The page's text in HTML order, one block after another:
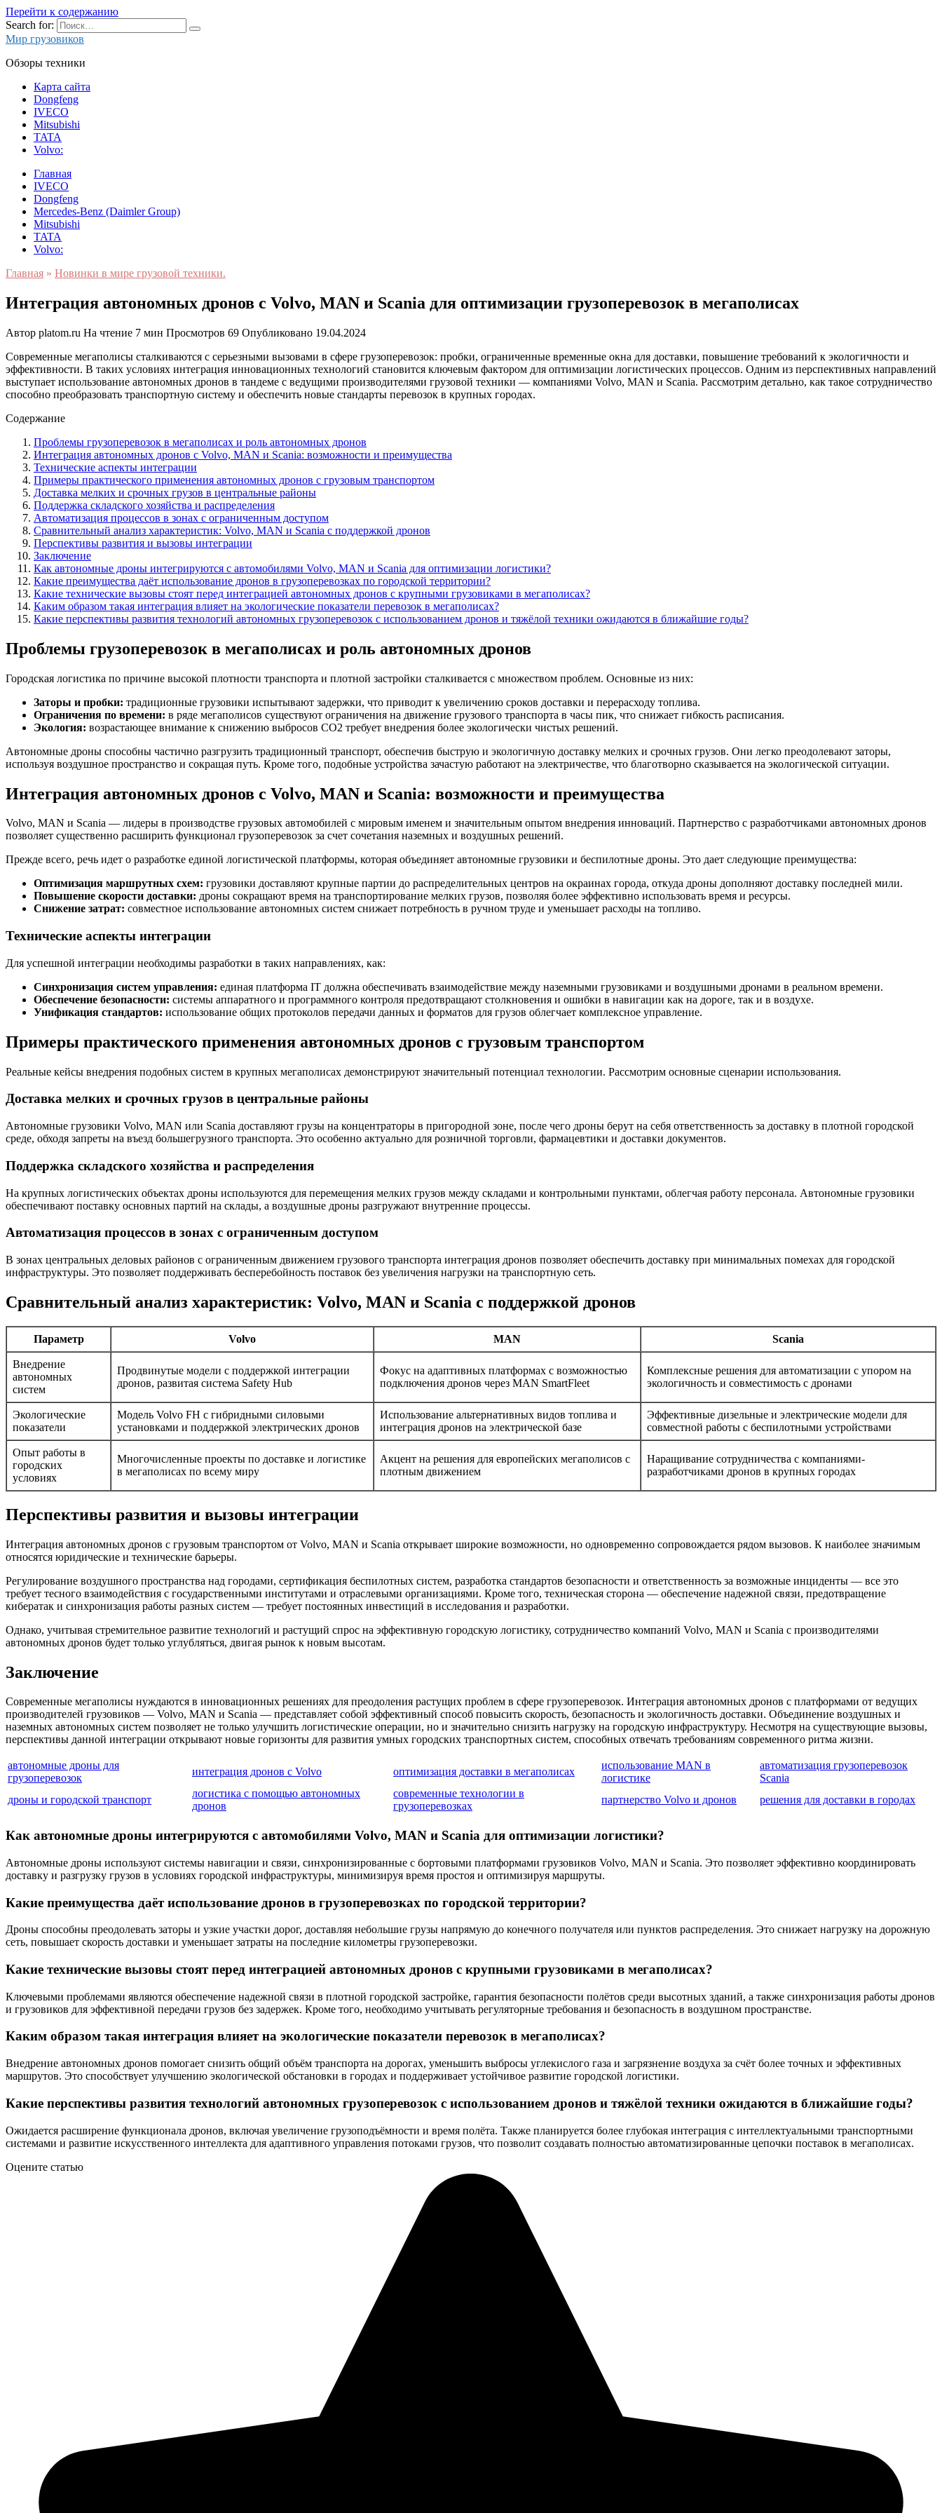
Перейти к содержанию
Search for:
Мир грузовиков
Обзоры техники
Карта сайта
Dongfeng
IVECO
Mitsubishi
TATA
Volvo:
Главная
IVECO
Dongfeng
Mercedes-Benz (Daimler Group)
Mitsubishi
TATA
Volvo:
Главная » Новинки в мире грузовой техники.
Интеграция автономных дронов с Volvo, MAN и Scania для оптимизации грузоперевозок в мегаполисах
Автор platom.ru На чтение 7 мин Просмотров 69 Опубликовано 19.04.2024
Современные мегаполисы сталкиваются с серьезными вызовами в сфере грузоперевозок: пробки, ограниченные временные окна для доставки, повышение требований к экологичности и
эффективности. В таких условиях интеграция инновационных технологий становится ключевым фактором для оптимизации логистических процессов. Одним из перспективных направлений
выступает использование автономных дронов в тандеме с ведущими производителями грузовой техники — компаниями Volvo, MAN и Scania. Рассмотрим детально, как такое сотрудничество
способно преобразовать транспортную систему и обеспечить новые стандарты перевозок в крупных городах.
Содержание
Проблемы грузоперевозок в мегаполисах и роль автономных дронов
Интеграция автономных дронов с Volvo, MAN и Scania: возможности и преимущества
Технические аспекты интеграции
Примеры практического применения автономных дронов с грузовым транспортом
Доставка мелких и срочных грузов в центральные районы
Поддержка складского хозяйства и распределения
Автоматизация процессов в зонах с ограниченным доступом
Сравнительный анализ характеристик: Volvo, MAN и Scania с поддержкой дронов
Перспективы развития и вызовы интеграции
Заключение
Как автономные дроны интегрируются с автомобилями Volvo, MAN и Scania для оптимизации логистики?
Какие преимущества даёт использование дронов в грузоперевозках по городской территории?
Какие технические вызовы стоят перед интеграцией автономных дронов с крупными грузовиками в мегаполисах?
Каким образом такая интеграция влияет на экологические показатели перевозок в мегаполисах?
Какие перспективы развития технологий автономных грузоперевозок с использованием дронов и тяжёлой техники ожидаются в ближайшие годы?
Проблемы грузоперевозок в мегаполисах и роль автономных дронов
Городская логистика по причине высокой плотности транспорта и плотной застройки сталкивается с множеством проблем. Основные из них:
Заторы и пробки: традиционные грузовики испытывают задержки, что приводит к увеличению сроков доставки и перерасходу топлива.
Ограничения по времени: в ряде мегаполисов существуют ограничения на движение грузового транспорта в часы пик, что снижает гибкость расписания.
Экология: возрастающее внимание к снижению выбросов СО2 требует внедрения более экологически чистых решений.
Автономные дроны способны частично разгрузить традиционный транспорт, обеспечив быструю и экологичную доставку мелких и срочных грузов. Они легко преодолевают заторы,
используя воздушное пространство и сокращая путь. Кроме того, подобные устройства зачастую работают на электричестве, что благотворно сказывается на экологической ситуации.
Интеграция автономных дронов с Volvo, MAN и Scania: возможности и преимущества
Volvo, MAN и Scania — лидеры в производстве грузовых автомобилей с мировым именем и значительным опытом внедрения инноваций. Партнерство с разработчиками автономных дронов
позволяет существенно расширить функционал грузоперевозок за счет сочетания наземных и воздушных решений.
Прежде всего, речь идет о разработке единой логистической платформы, которая объединяет автономные грузовики и беспилотные дроны. Это дает следующие преимущества:
Оптимизация маршрутных схем: грузовики доставляют крупные партии до распределительных центров на окраинах города, откуда дроны дополняют доставку последней мили.
Повышение скорости доставки: дроны сокращают время на транспортирование мелких грузов, позволяя более эффективно использовать время и ресурсы.
Снижение затрат: совместное использование автономных систем снижает потребность в ручном труде и уменьшает расходы на топливо.
Технические аспекты интеграции
Для успешной интеграции необходимы разработки в таких направлениях, как:
Синхронизация систем управления: единая платформа IT должна обеспечивать взаимодействие между наземными грузовиками и воздушными дронами в реальном времени.
Обеспечение безопасности: системы аппаратного и программного контроля предотвращают столкновения и ошибки в навигации как на дороге, так и в воздухе.
Унификация стандартов: использование общих протоколов передачи данных и форматов для грузов облегчает комплексное управление.
Примеры практического применения автономных дронов с грузовым транспортом
Реальные кейсы внедрения подобных систем в крупных мегаполисах демонстрируют значительный потенциал технологии. Рассмотрим основные сценарии использования.
Доставка мелких и срочных грузов в центральные районы
Автономные грузовики Volvo, MAN или Scania доставляют грузы на концентраторы в пригородной зоне, после чего дроны берут на себя ответственность за доставку в плотной городской
среде, обходя запреты на въезд большегрузного транспорта. Это особенно актуально для розничной торговли, фармацевтики и доставки документов.
Поддержка складского хозяйства и распределения
На крупных логистических объектах дроны используются для перемещения мелких грузов между складами и контрольными пунктами, облегчая работу персонала. Автономные грузовики
обеспечивают поставку основных партий на склады, а воздушные дроны разгружают внутренние процессы.
Автоматизация процессов в зонах с ограниченным доступом
В зонах центральных деловых районов с ограниченным движением грузового транспорта интеграция дронов позволяет обеспечить доставку при минимальных помехах для городской
инфраструктуры. Это позволяет поддерживать бесперебойность поставок без увеличения нагрузки на транспортную сеть.
Сравнительный анализ характеристик: Volvo, MAN и Scania с поддержкой дронов
Параметр Volvo MAN Scania
Внедрение
автономных
систем
Продвинутые модели с поддержкой интеграции
дронов, развитая система Safety Hub
Фокус на адаптивных платформах с возможностью
подключения дронов через MAN SmartFleet
Комплексные решения для автоматизации с упором на
экологичность и совместимость с дронами
Экологические
показатели
Модель Volvo FH с гибридными силовыми
установками и поддержкой электрических дронов
Использование альтернативных видов топлива и
интеграция дронов на электрической базе
Эффективные дизельные и электрические модели для
совместной работы с беспилотными устройствами
Опыт работы в
городских
условиях
Многочисленные проекты по доставке и логистике
в мегаполисах по всему миру
Акцент на решения для европейских мегаполисов с
плотным движением
Наращивание сотрудничества с компаниями-
разработчиками дронов в крупных городах
Перспективы развития и вызовы интеграции
Интеграция автономных дронов с грузовым транспортом от Volvo, MAN и Scania открывает широкие возможности, но одновременно сопровождается рядом вызовов. К наиболее значимым
относятся юридические и технические барьеры.
Регулирование воздушного пространства над городами, сертификация беспилотных систем, разработка стандартов безопасности и ответственность за возможные инциденты — все это
требует тесного взаимодействия с государственными институтами и отраслевыми организациями. Кроме того, техническая сторона — обеспечение надежной связи, предотвращение
кибератак и синхронизация работы разных систем — требует постоянных инвестиций в исследования и разработки.
Однако, учитывая стремительное развитие технологий и растущий спрос на эффективную городскую логистику, сотрудничество компаний Volvo, MAN и Scania с производителями
автономных дронов будет только углубляться, двигая рынок к новым высотам.
Заключение
Современные мегаполисы нуждаются в инновационных решениях для преодоления растущих проблем в сфере грузоперевозок. Интеграция автономных дронов с платформами от ведущих
производителей грузовиков — Volvo, MAN и Scania — представляет собой эффективный способ повысить скорость, безопасность и экологичность доставки. Объединение воздушных и
наземных автономных систем позволяет не только улучшить логистические операции, но и значительно снизить нагрузку на городскую инфраструктуру. Несмотря на существующие вызовы,
перспективы данной интеграции открывают новые горизонты для развития умных городских транспортных систем, способных отвечать требованиям современного ритма жизни.
автономные дроны для
грузоперевозок
интеграция дронов с Volvo оптимизация доставки в мегаполисах
использование MAN в
логистике
автоматизация грузоперевозок
Scania
дроны и городской транспорт
логистика с помощью автономных
дронов
современные технологии в
грузоперевозках
партнерство Volvo и дронов решения для доставки в городах
Как автономные дроны интегрируются с автомобилями Volvo, MAN и Scania для оптимизации логистики?
Автономные дроны используют системы навигации и связи, синхронизированные с бортовыми платформами грузовиков Volvo, MAN и Scania. Это позволяет эффективно координировать
доставку и разгрузку грузов в условиях городской инфраструктуры, минимизируя время простоя и оптимизируя маршруты.
Какие преимущества даёт использование дронов в грузоперевозках по городской территории?
Дроны способны преодолевать заторы и узкие участки дорог, доставляя небольшие грузы напрямую до конечного получателя или пунктов распределения. Это снижает нагрузку на дорожную
сеть, повышает скорость доставки и уменьшает затраты на последние километры грузоперевозки.
Какие технические вызовы стоят перед интеграцией автономных дронов с крупными грузовиками в мегаполисах?
Ключевыми проблемами являются обеспечение надежной связи в плотной городской застройке, гарантия безопасности полётов среди высотных зданий, а также синхронизация работы дронов
и грузовиков для эффективной передачи грузов без задержек. Кроме того, необходимо учитывать регуляторные требования и безопасность в воздушном пространстве.
Каким образом такая интеграция влияет на экологические показатели перевозок в мегаполисах?
Внедрение автономных дронов помогает снизить общий объём транспорта на дорогах, уменьшить выбросы углекислого газа и загрязнение воздуха за счёт более точных и эффективных
маршрутов. Это способствует улучшению экологической обстановки в городах и поддерживает устойчивое развитие городской логистики.
Какие перспективы развития технологий автономных грузоперевозок с использованием дронов и тяжёлой техники ожидаются в ближайшие годы?
Ожидается расширение функционала дронов, включая увеличение грузоподъёмности и время полёта. Также планируется более глубокая интеграция с интеллектуальными транспортными
системами и развитие искусственного интеллекта для адаптивного управления потоками грузов, что позволит создавать полностью автоматизированные цепочки поставок в мегаполисах.
Оцените статью